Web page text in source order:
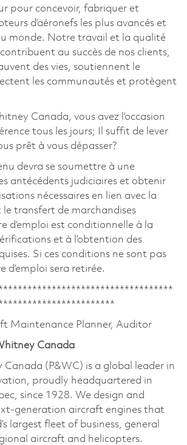
pour concevoir, fabriquer et
d’aéronefs les plus avancés et
monde. Notre travail et la qualité
au succès de nos clients,
des vies, soutiennent le
les communautés et protègent
Canada, vous avez l’occasion
tous les jours; Il suffit de lever
prêt à vous dépasser?
devra se soumettre à une
antécédents judiciaires et obtenir
nécessaires en lien avec la
transfert de marchandises
d’emploi est conditionnelle à la
et à l’obtention des
Si ces conditions ne sont pas
d’emploi sera retirée.
Maintenance Planner, Auditor
Canada
(P&WC) is a global leader in
proudly headquartered in
since 1928. We design and
generation aircraft engines that
largest fleet of business, general
aircraft and helicopters.